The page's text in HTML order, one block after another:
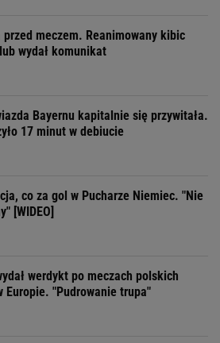
przed meczem. Reanimowany kibic
wydał komunikat
Bayernu kapitalnie się przywitała.
17 minut w debiucie
co za gol w Pucharze Niemiec. "Nie
[WIDEO]
werdykt po meczach polskich
Europie. "Pudrowanie trupa"